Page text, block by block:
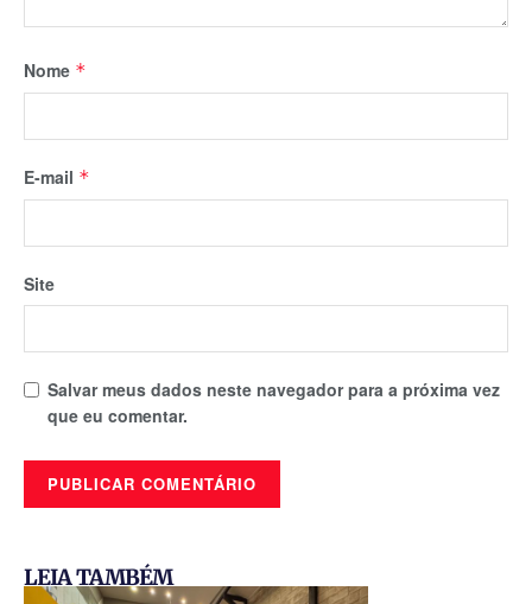
Nome *
E-mail *
Site
Salvar meus dados neste navegador para a próxima vez
que eu comentar.
LEIA TAMBÉM